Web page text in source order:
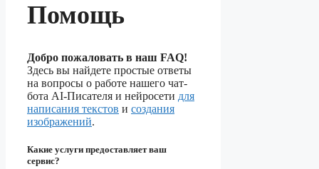
Помощь
Добро пожаловать в наш FAQ!
Здесь вы найдете простые ответы
на вопросы о работе нашего чат-
бота AI-Писателя и нейросети для
написания текстов и создания
изображений.
Какие услуги предоставляет ваш
сервис?